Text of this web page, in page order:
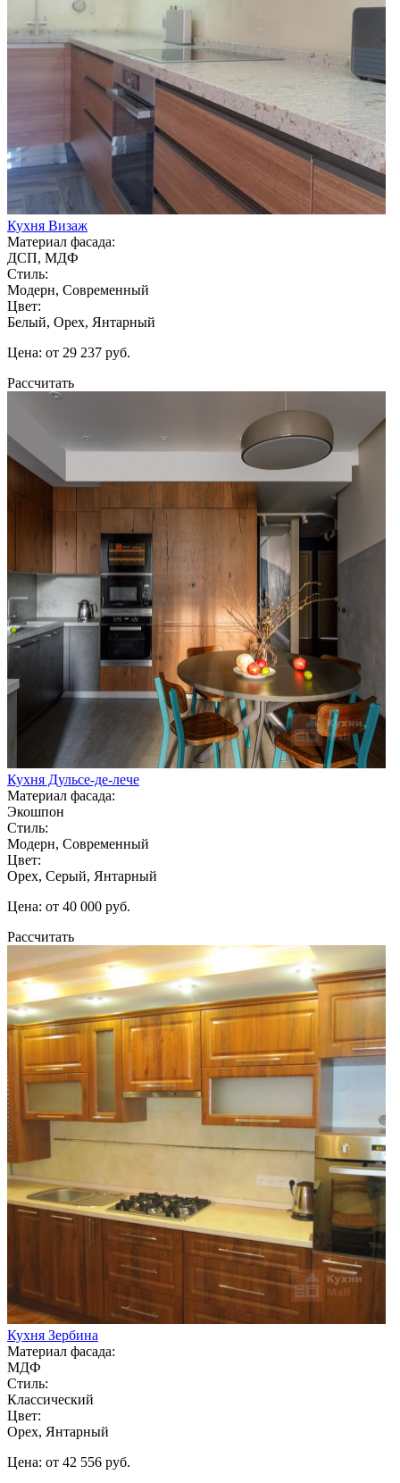
Кухня Визаж
Материал фасада:
ДСП, МДФ
Стиль:
Модерн, Современный
Цвет:
Белый, Орех, Янтарный
Цена: от 29 237 руб.
Рассчитать
Кухня Дульсе-де-лече
Материал фасада:
Экошпон
Стиль:
Модерн, Современный
Цвет:
Орех, Серый, Янтарный
Цена: от 40 000 руб.
Рассчитать
Кухня Зербина
Материал фасада:
МДФ
Стиль:
Классический
Цвет:
Орех, Янтарный
Цена: от 42 556 руб.